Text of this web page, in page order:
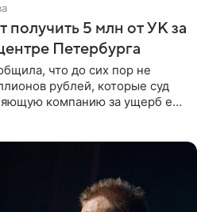
получить 5 млн от УК за
Петербурга
что до сих пор не
рублей, которые суд
компанию за ущерб ее